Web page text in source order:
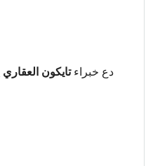
دع خبراءتايكون العقاري